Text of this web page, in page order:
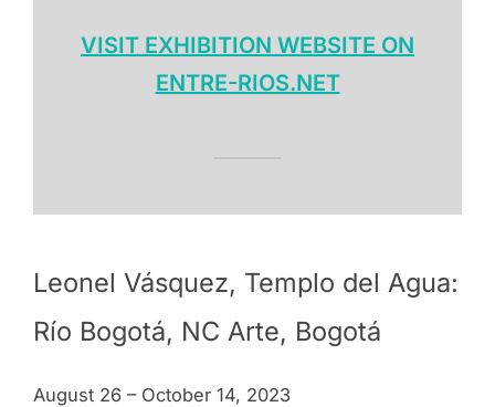
VISIT EXHIBITION WEBSITE ON
ENTRE-RIOS.NET
Leonel Vásquez, Templo del Agua:
Río Bogotá, NC Arte, Bogotá
August 26 – October 14, 2023